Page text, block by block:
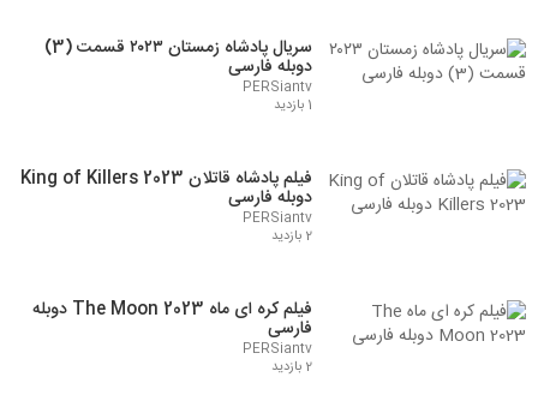
سریال پادشاه زمستان ۲۰۲۳ قسمت (3)
دوبله فارسی
PERSiantv
1 بازدید
فیلم پادشاه قاتلان King of Killers 2023
دوبله فارسی
PERSiantv
2 بازدید
فیلم کره ای ماه The Moon 2023 دوبله
فارسی
PERSiantv
2 بازدید